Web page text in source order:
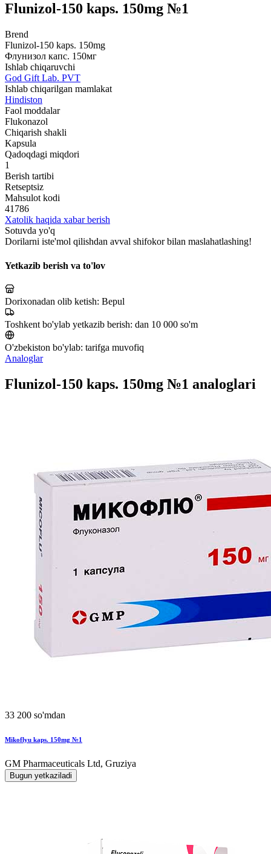
Flunizol-150 kaps. 150mg №1
Brend
Flunizol-150 kaps. 150mg
Флунизол капс. 150мг
Ishlab chiqaruvchi
God Gift Lab. PVT
Ishlab chiqarilgan mamlakat
Hindiston
Faol moddalar
Flukonazol
Chiqarish shakli
Kapsula
Qadoqdagi miqdori
1
Berish tartibi
Retseptsiz
Mahsulot kodi
41786
Xatolik haqida xabar berish
Sotuvda yo'q
Dorilarni iste'mol qilishdan avval shifokor bilan maslahatlashing!
Yetkazib berish va to'lov
Dorixonadan olib ketish: Bepul
Toshkent bo'ylab yetkazib berish: dan 10 000 so'm
O'zbekiston bo'ylab: tarifga muvofiq
Analoglar
Flunizol-150 kaps. 150mg №1 analoglari
33 200 so'mdan
Mikoflyu kaps. 150mg №1
GM Pharmaceuticals Ltd, Gruziya
Bugun yetkaziladi